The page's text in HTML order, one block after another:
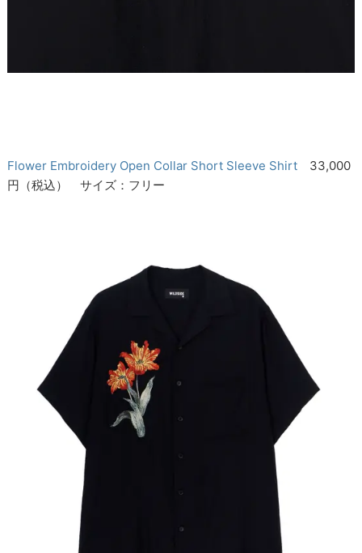
Flower Embroidery Open Collar Short Sleeve Shirt 33,000
円（税込） サイズ：フリー